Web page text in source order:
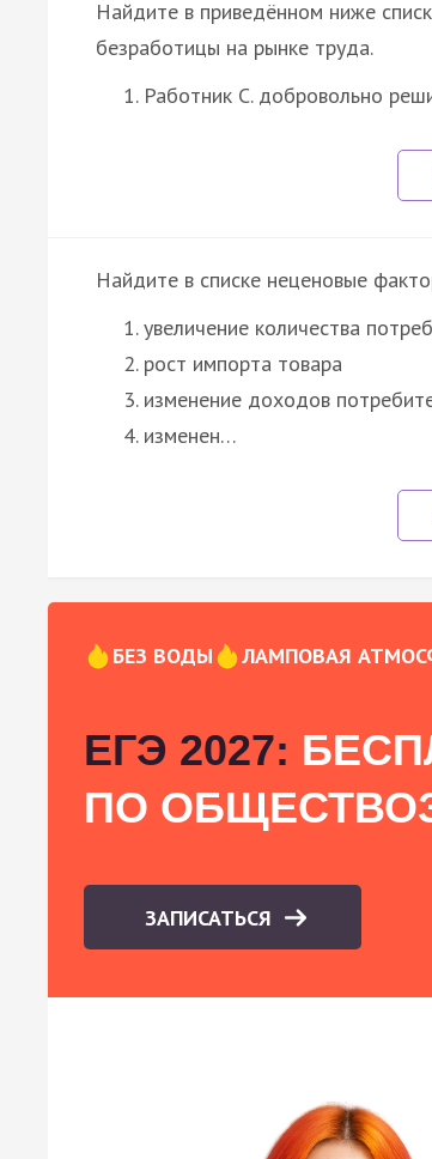
Найдите в приведённом ниже
безработицы на рынке труда.
Работник С. добровольно
Найдите в списке неценовые
увеличение количества
рост импорта товара
изменение доходов
изменен…
БЕЗ ВОДЫ ЛАМПОВАЯ
ЕГЭ 2027:
ПО
ЗАПИСАТЬСЯ